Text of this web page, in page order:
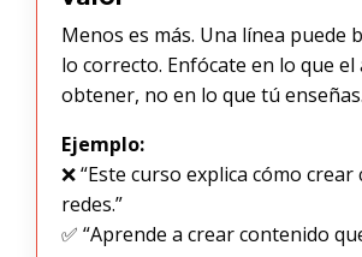
Menos es más. Una línea puede
lo correcto. Enfócate en lo que el
obtener, no en lo que tú enseñas.
Ejemplo:
❌ “Este curso explica cómo
redes.”
✅ “Aprende a crear contenido